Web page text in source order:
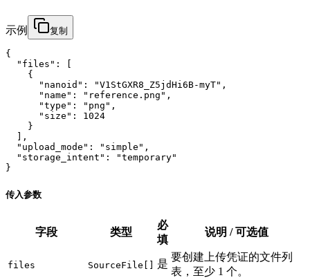
示例 复制
{
  "files": [
    {
      "nanoid": "V1StGXR8_Z5jdHi6B-myT",
      "name": "reference.png",
      "type": "png",
      "size": 1024
    }
  ],
  "upload_mode": "simple",
  "storage_intent": "temporary"
}
传入参数
字段 类型
必
填
说明 / 可选值
files SourceFile[] 是
要创建上传凭证的文件列
表，至少 1 个。